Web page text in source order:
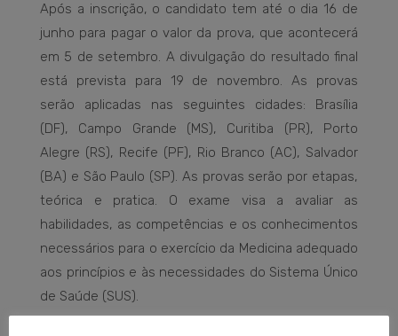
Após a inscrição, o candidato tem até o dia 16 de
junho para pagar o valor da prova, que acontecerá
em 5 de setembro. A divulgação do resultado final
está prevista para 19 de novembro. As provas
serão aplicadas nas seguintes cidades: Brasília
(DF), Campo Grande (MS), Curitiba (PR), Porto
Alegre (RS), Recife (PF), Rio Branco (AC), Salvador
(BA) e São Paulo (SP). As provas serão por etapas,
teórica e pratica. O exame visa a avaliar as
habilidades, as competências e os conhecimentos
necessários para o exercício da Medicina adequado
aos princípios e às necessidades do Sistema Único
de Saúde (SUS).